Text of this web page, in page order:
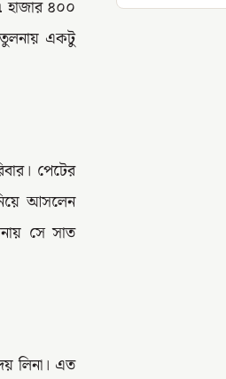
হাজার ৪০০
তুলনায় একটু
পেটের
আসলেন
সে সাত
লিনা। এত